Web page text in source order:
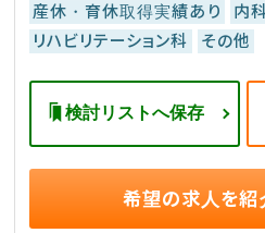
産休・育休取得実績あり
内
リハビリテーション科
その他
検討リストへ保存
希望の求人を紹